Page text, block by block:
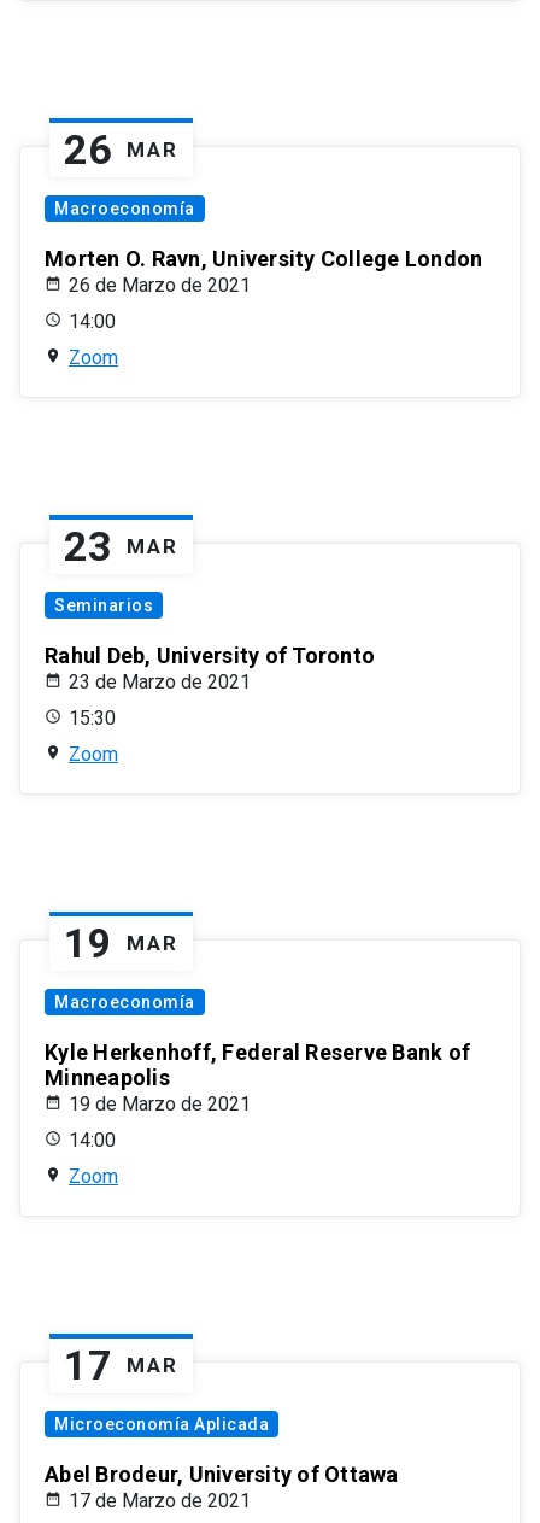
26 MAR
Macroeconomía
Morten O. Ravn, University College London
26 de Marzo de 2021
14:00
Zoom
23 MAR
Seminarios
Rahul Deb, University of Toronto
23 de Marzo de 2021
15:30
Zoom
19 MAR
Macroeconomía
Kyle Herkenhoff, Federal Reserve Bank of
Minneapolis
19 de Marzo de 2021
14:00
Zoom
17 MAR
Microeconomía Aplicada
Abel Brodeur, University of Ottawa
17 de Marzo de 2021